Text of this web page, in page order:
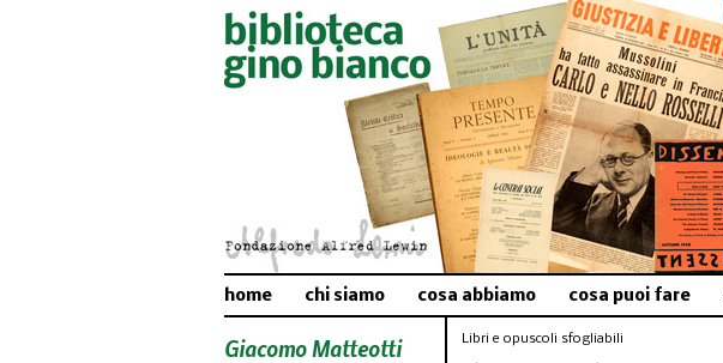
home chi siamo cosa abbiamo cosa puoi fare
Giacomo Matteotti Libri e opuscoli sfogliabili